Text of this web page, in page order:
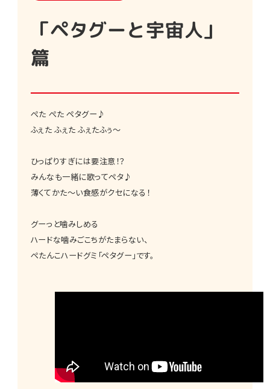
「ペタグーと宇宙人」
篇
ぺた ぺた ペタグー♪
ふぇた ふぇた ふぇたふぅ～
ひっぱりすぎには要注意！？
みんなも一緒に歌ってペタ♪
薄くてかた～い食感がクセになる！
グーっと噛みしめる
ハードな噛みごこちがたまらない、
ぺたんこハードグミ「ペタグー」です。